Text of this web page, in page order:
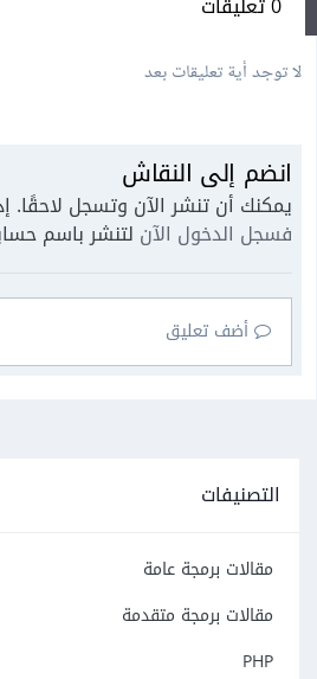
لا توجد أية تعليقات بعد
انضم إلى النقاش
يمكنك أن تنشر الآن وتسجل لاحقًا.
فسجل الدخول الآن لتنشر باسم
أضف تعليق
التصنيفات
مقالات برمجة عامة
مقالات برمجة متقدمة
PHP